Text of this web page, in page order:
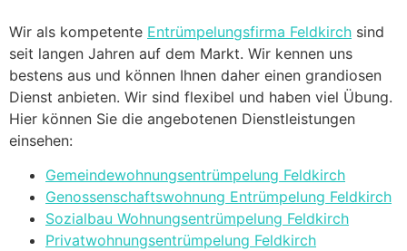
Wir als kompetente Entrümpelungsfirma Feldkirch sind
seit langen Jahren auf dem Markt. Wir kennen uns
bestens aus und können Ihnen daher einen grandiosen
Dienst anbieten. Wir sind flexibel und haben viel Übung.
Hier können Sie die angebotenen Dienstleistungen
einsehen:
Gemeindewohnungsentrümpelung Feldkirch
Genossenschaftswohnung Entrümpelung Feldkirch
Sozialbau Wohnungsentrümpelung Feldkirch
Privatwohnungsentrümpelung Feldkirch